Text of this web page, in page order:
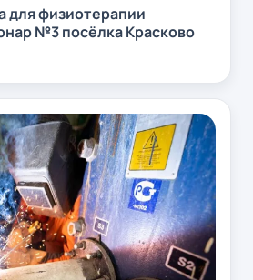
для физиотерапии
№3 посёлка Красково